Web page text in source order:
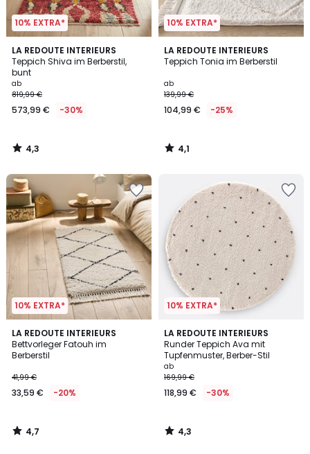
10% EXTRA*
LA REDOUTE INTERIEURS
Teppich Shiva im Berberstil,
bunt
Ab
573,99
€
819,99
€
Rabatt
angewendet.
ab
819,99 €
573,99 € -30%
4,3
/ 5
4,3
/
10% EXTRA*
LA REDOUTE INTERIEURS
Teppich Tonia im Berberstil
ab
139,99 €
104,99 € -25%
4,1
/ 5
4,1
/
10% EXTRA*
LA REDOUTE INTERIEURS
Bettvorleger Fatouh im
Berberstil
41,99 €
33,59 € -20%
4,7
/ 5
4,7
/
10% EXTRA*
LA REDOUTE INTERIEURS
Runder Teppich Ava mit
Tupfenmuster, Berber-Stil
ab
169,99 €
118,99 € -30%
4,3
/ 5
4,3
/